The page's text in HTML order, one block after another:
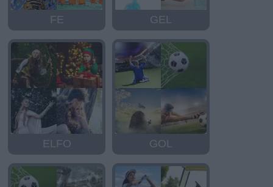
FE GEL
ELFO GOL